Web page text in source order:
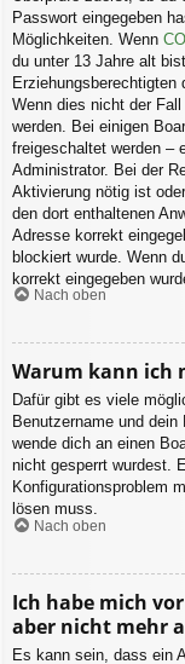
Passwort eingegeben
Möglichkeiten. Wenn
du unter 13 Jahre alt
Erziehungsberechtigten
Wenn dies nicht der
werden. Bei einigen
freigeschaltet werden –
Administrator. Bei der
Aktivierung nötig ist
den dort enthaltenen
Adresse korrekt
blockiert wurde. Wenn
korrekt eingegeben
Nach oben
Warum kann ich
Dafür gibt es viele
Benutzername und
wende dich an einen
nicht gesperrt wurdest.
Konfigurationsproblem
lösen muss.
Nach oben
Ich habe mich
aber nicht mehr
Es kann sein, dass ein